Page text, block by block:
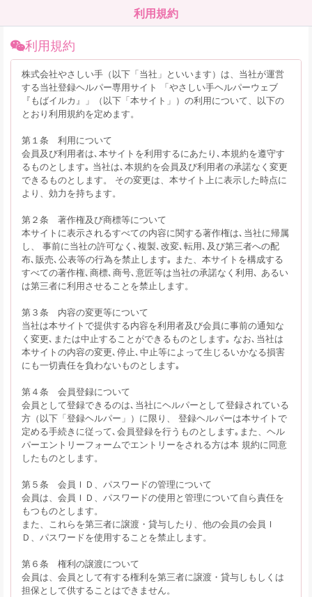
利用規約
利用規約
株式会社やさしい手（以下「当社」といいます）は、当社が運営
する当社登録ヘルパー専用サイト 「やさしい手ヘルパーウェブ
『もばイルカ』」（以下「本サイト」）の利用について、以下の
とおり利用規約を定めます。
第１条 利用について
会員及び利用者は､本サイトを利用するにあたり､本規約を遵守す
るものとします｡ 当社は､本規約を会員及び利用者の承諾なく変更
できるものとします。 その変更は、本サイト上に表示した時点に
より、効力を持ちます。
第２条 著作権及び商標等について
本サイトに表示されるすべての内容に関する著作権は､当社に帰属
し、 事前に当社の許可なく､複製､改変､転用､及び第三者への配
布､販売､公表等の行為を禁止します｡ また、本サイトを構成する
すべての著作権､商標､商号､意匠等は当社の承諾なく利用､ あるい
は第三者に利用させることを禁止します。
第３条 内容の変更等について
当社は本サイトで提供する内容を利用者及び会員に事前の通知な
く変更､または中止することができるものとします｡ なお､当社は
本サイトの内容の変更､停止､中止等によって生じるいかなる損害
にも一切責任を負わないものとします｡
第４条 会員登録について
会員として登録できるのは､当社にヘルパーとして登録されている
方（以下「登録ヘルパー」）に限り、 登録ヘルパーは本サイトで
定める手続きに従って､会員登録を行うものとします｡また、ヘル
パーエントリーフォームでエントリーをされる方は本 規約に同意
したものとします。
第５条 会員ＩＤ、パスワードの管理について
会員は、会員ＩＤ、パスワードの使用と管理について自ら責任を
もつものとします。
また、これらを第三者に譲渡・貸与したり、他の会員の会員Ｉ
Ｄ、パスワードを使用することを禁止します。
第６条 権利の譲渡について
会員は、会員として有する権利を第三者に譲渡・貸与しもしくは
担保として供することはできません。